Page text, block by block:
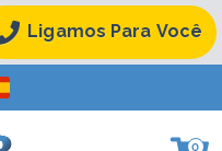
Ligamos Para Você
0